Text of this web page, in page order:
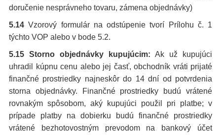
doručenie nesprávneho tovaru, zámena objednávky)
5.14 Vzorový formulár na odstúpenie tvorí Prílohu č. 1
týchto VOP alebo v bode 5.2.
5.15 Storno objednávky kupujúcim:Ak už kupujúci
uhradil kúpnu cenu alebo jej časť, obchodník vráti prijaté
finančné prostriedky najneskôr do 14 dní od potvrdenia
storna objednávky. Finančné prostriedky budú vrátené
rovnakým spôsobom, aký kupujúci použil pri platbe; v
prípade platby na dobierku budú finančné prostriedky
vrátené bezhotovostným prevodom na bankový účet